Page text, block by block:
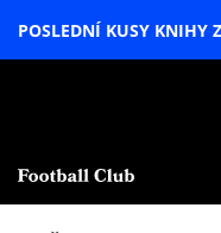
POSLEDNÍ KUSY KNIHY